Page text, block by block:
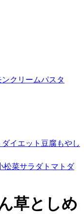
クリームパスタ
ダイエット 豆腐もやし
松菜サラダトマト ダ
草としめ